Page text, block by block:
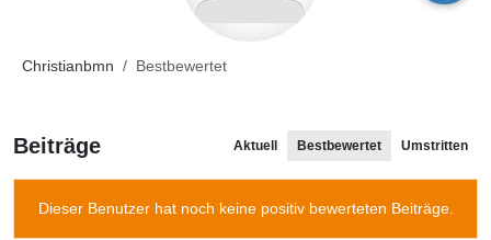
Christianbmn Bestbewertet
Beiträge Aktuell Bestbewertet Umstritten
Dieser Benutzer hat noch keine positiv bewerteten Beiträge.